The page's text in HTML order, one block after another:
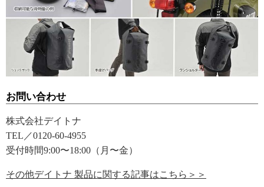
お問い合わせ
株式会社デイトナ
TEL／0120-60-4955
受付時間9:00〜18:00（月〜金）
その他デイトナ 製品に関する記事はこちら＞＞